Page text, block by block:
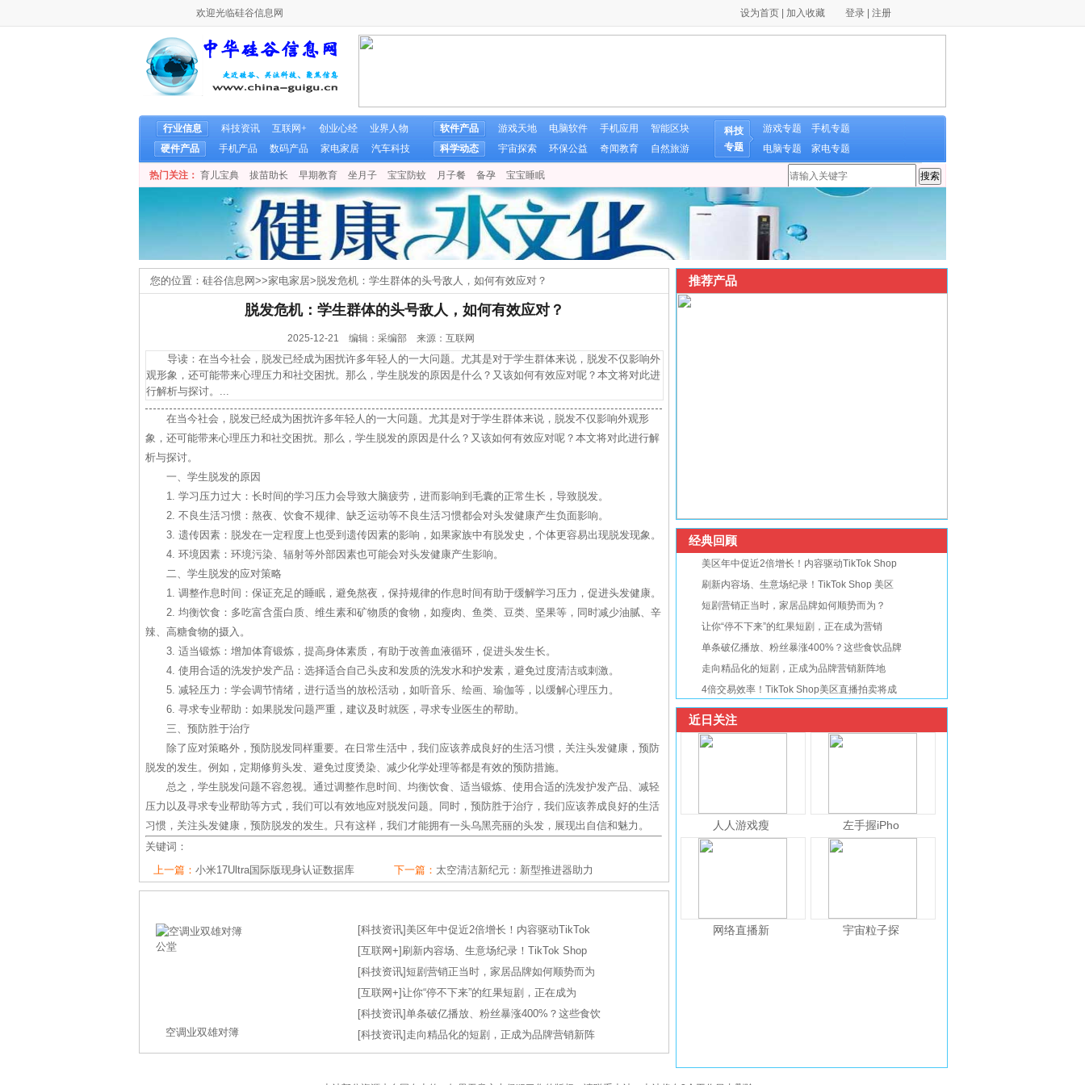
欢迎光临硅谷信息网 设为首页 加入收藏 登录 注册
行业信息 科技资讯 互联网+ 创业心经
业界人物
硬件产品
手机产品 数码产品 家电家居 汽车科技
软件产品 游戏天地 电脑软件 手机应用
智能区块
科学动态
宇宙探索 环保公益 奇闻教育 自然旅游
科技
专题
游戏专题
手机专题
电脑专题
家电专题
热门关注： 育儿宝典 拔苗助长 早期教育 坐月子 宝宝防蚊 月子餐 备孕 宝宝睡眠
您的位置： 硅谷信息网>>家电家居>脱发危机：学生群体的头号敌人，如何有效应对？
脱发危机：学生群体的头号敌人，如何有效应对？
2025-12-21 编辑：采编部 来源：互联网
导读：在当今社会，脱发已经成为困扰许多年轻人的一大问题。尤其是对于学生群体来说，脱发不仅影响外
观形象，还可能带来心理压力和社交困扰。那么，学生脱发的原因是什么？又该如何有效应对呢？本文将对此进
行解析与探讨。...
在当今社会，脱发已经成为困扰许多年轻人的一大问题。尤其是对于学生群体来说，脱发不仅影响外观形
象，还可能带来心理压力和社交困扰。那么，学生脱发的原因是什么？又该如何有效应对呢？本文将对此进行解
析与探讨。
一、学生脱发的原因
1. 学习压力过大：长时间的学习压力会导致大脑疲劳，进而影响到毛囊的正常生长，导致脱发。
2. 不良生活习惯：熬夜、饮食不规律、缺乏运动等不良生活习惯都会对头发健康产生负面影响。
3. 遗传因素：脱发在一定程度上也受到遗传因素的影响，如果家族中有脱发史，个体更容易出现脱发现象。
4. 环境因素：环境污染、辐射等外部因素也可能会对头发健康产生影响。
二、学生脱发的应对策略
1. 调整作息时间：保证充足的睡眠，避免熬夜，保持规律的作息时间有助于缓解学习压力，促进头发健康。
2. 均衡饮食：多吃富含蛋白质、维生素和矿物质的食物，如瘦肉、鱼类、豆类、坚果等，同时减少油腻、辛
辣、高糖食物的摄入。
3. 适当锻炼：增加体育锻炼，提高身体素质，有助于改善血液循环，促进头发生长。
4. 使用合适的洗发护发产品：选择适合自己头皮和发质的洗发水和护发素，避免过度清洁或刺激。
5. 减轻压力：学会调节情绪，进行适当的放松活动，如听音乐、绘画、瑜伽等，以缓解心理压力。
6. 寻求专业帮助：如果脱发问题严重，建议及时就医，寻求专业医生的帮助。
三、预防胜于治疗
除了应对策略外，预防脱发同样重要。在日常生活中，我们应该养成良好的生活习惯，关注头发健康，预防
脱发的发生。例如，定期修剪头发、避免过度烫染、减少化学处理等都是有效的预防措施。
总之，学生脱发问题不容忽视。通过调整作息时间、均衡饮食、适当锻炼、使用合适的洗发护发产品、减轻
压力以及寻求专业帮助等方式，我们可以有效地应对脱发问题。同时，预防胜于治疗，我们应该养成良好的生活
习惯，关注头发健康，预防脱发的发生。只有这样，我们才能拥有一头乌黑亮丽的头发，展现出自信和魅力。
关键词：
上一篇： 小米17Ultra国际版现身认证数据库 下一篇： 太空清洁新纪元：新型推进器助力
空调业双雄对簿
[科技资讯] 美区年中促近2倍增长！内容驱动TikTok
[互联网+] 刷新内容场、生意场纪录！TikTok Shop
[科技资讯]短剧营销正当时，家居品牌如何顺势而为
[互联网+]让你“停不下来”的红果短剧，正在成为
[科技资讯]单条破亿播放、粉丝暴涨400%？这些食饮
[科技资讯] 走向精品化的短剧，正成为品牌营销新阵
推荐产品
经典回顾
美区年中促近2倍增长！内容驱动TikTok Shop
刷新内容场、生意场纪录！TikTok Shop 美区
短剧营销正当时，家居品牌如何顺势而为？
让你“停不下来”的红果短剧，正在成为营销
单条破亿播放、粉丝暴涨400%？这些食饮品牌
走向精品化的短剧，正成为品牌营销新阵地
4倍交易效率！TikTok Shop美区直播拍卖将成
近日关注
人人游戏瘦 左手握iPho
网络直播新 宇宙粒子探